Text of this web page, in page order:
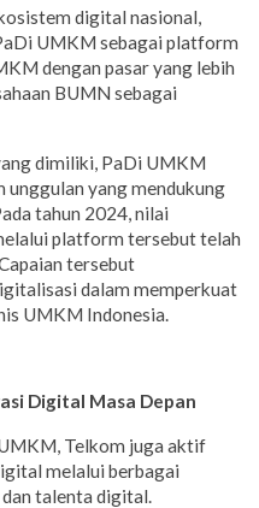
digital nasional,
UMKM sebagai platform
dengan pasar yang lebih
BUMN sebagai
dimiliki, PaDi UMKM
yang mendukung
tahun 2024, nilai
platform tersebut telah
tersebut
dalam memperkuat
UMKM Indonesia.
Digital Masa Depan
Telkom juga aktif
melalui berbagai
talenta digital.